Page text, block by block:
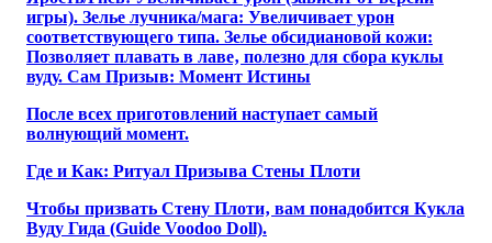
игры). Зелье лучника/мага: Увеличивает урон
соответствующего типа. Зелье обсидиановой кожи:
Позволяет плавать в лаве‚ полезно для сбора куклы
вуду. Сам Призыв: Момент Истины
После всех приготовлений наступает самый
волнующий момент.
Где и Как: Ритуал Призыва Стены Плоти
Чтобы призвать Стену Плоти‚ вам понадобится Кукла
Вуду Гида (Guide Voodoo Doll).